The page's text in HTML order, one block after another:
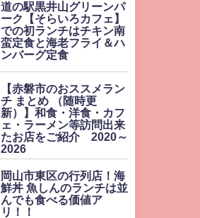
道の駅黒井山グリーンパ
ーク【そらいろカフェ】
での初ランチはチキン南
蛮定食と海老フライ＆ハ
ンバーグ定食
【赤磐市のおススメラン
チ まとめ （随時更
新）】和食・洋食・カフ
ェ・ラーメン等訪問出来
たお店をご紹介 2020～
2026
岡山市東区の行列店！海
鮮丼 魚しんのランチは並
んでも食べる価値ア
リ！！